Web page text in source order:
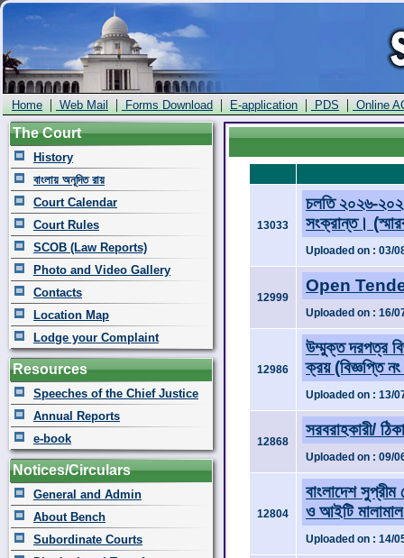
Home | Web Mail | Forms Download | E-application | PDS | Online
The Court
History
বাংলায় অনূদিত রায়
Court Calendar
Court Rules
SCOB (Law Reports)
Photo and Video Gallery
Contacts
Location Map
Lodge your Complaint
Resources
Speeches of the Chief Justice
Annual Reports
e-book
Notices/Circulars
General and Admin
About Bench
Subordinate Courts
13033
চলতি ২০২৬-
সংক্রান্ত।
Uploaded on : 03/
12999
Open
Uploaded on : 16/
12986
উম্মুক্ত দরপত্র
ক্রয় (বিজ্ঞপ্তি
Uploaded on : 13/
12868
সরবরাহকারী/
Uploaded on : 09/
12804
বাংলাদেশ
ও আইটি
Uploaded on : 14/